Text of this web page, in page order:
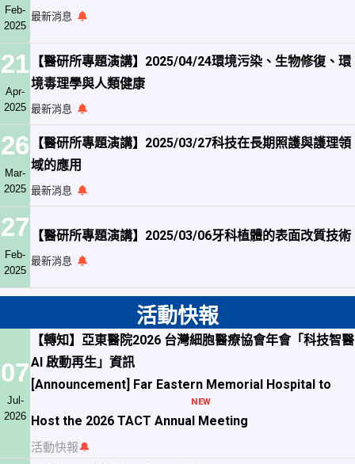
Feb-
2025
最新消息
21
Apr-
2025
【醫研所專題演講】2025/04/24環境污染、生物修復、環
境毒理學與人類健康
最新消息
26
Mar-
2025
【醫研所專題演講】2025/03/27科技在長期照護與護理領
域的應用
最新消息
27
Feb-
2025
【醫研所專題演講】2025/03/06牙科植體的表面改質技術
最新消息
活動快報
07
Jul-
2026
【轉知】亞東醫院2026 台灣細胞醫療協會年會「科技智醫
AI 啟動再生」資訊
[Announcement] Far Eastern Memorial Hospital to
Host the 2026 TACT
NEW
Annual Meeting
活動快報🔔